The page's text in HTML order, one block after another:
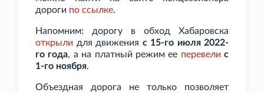
дороги по ссылке.
Напомним: дорогу в обход Хабаровска
открыли для движения с 15-го июля 2022-
го года, а на платный режим ее перевели с
1-го ноября.
Объездная дорога не только позволяет